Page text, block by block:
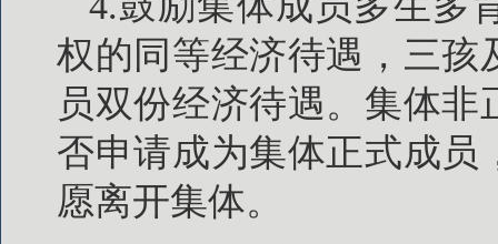
权的同等经济待遇，三孩
员双份经济待遇。集体
否申请成为集体正式成
愿离开集体。